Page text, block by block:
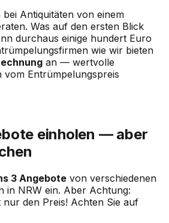
bei Antiquitäten von einem
Was auf den ersten Blick
durchaus einige hundert Euro
wie wir bieten
an — wertvolle
vom Entrümpelungspreis
einholen — aber
3 Angebote von verschiedenen
in NRW ein. Aber Achtung:
nur den Preis! Achten Sie auf